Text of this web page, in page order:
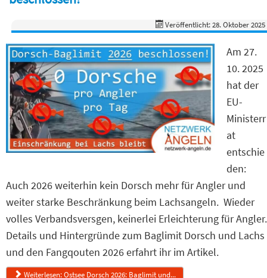
Veröffentlicht: 28. Oktober 2025
Am 27.
10. 2025
hat der
EU-
Ministerr
at
entschie
den:
Auch 2026 weiterhin kein Dorsch mehr für Angler und
weiter starke Beschränkung beim Lachsangeln. Wieder
volles Verbandsversgen, keinerlei Erleichterung für Angler.
Details und Hintergründe zum Baglimit Dorsch und Lachs
und den Fangqouten 2026 erfahrt ihr im Artikel.
Weiterlesen: Ostsee Dorsch 2026: Baglimit und...